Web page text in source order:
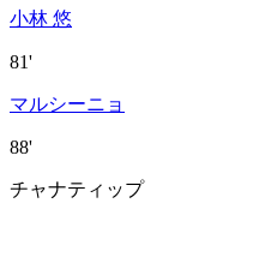
小林 悠
81'
マルシーニョ
88'
チャナティップ